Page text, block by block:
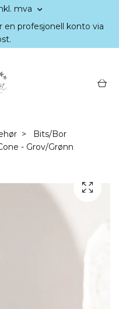
mva
en profesjonell konto via
Bits/Bor
- Grov/Grønn